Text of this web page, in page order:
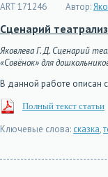
ART 171246 Автор:
Сценарий
Яковлева Г. Д. Сценарий
«Совёнок» для
В данной работе описан
Полный текст статьи
Ключевые слова: сказка,